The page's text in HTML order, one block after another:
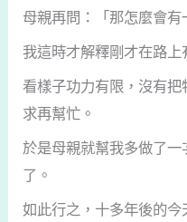
母親再問：「那怎麼會有
我這時才解釋剛才在路上
看樣子功力有限，沒有
求再幫忙。
於是母親就幫我多做了
了。
如此行之，十多年後的